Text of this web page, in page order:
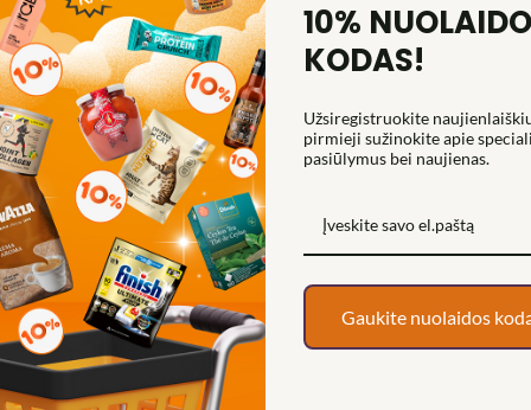
kepimui tiek orkaitėje, tiek kepsninėse.
svogūnai, GARSTYČIOS, raudonėliai, imbierai, čiobreliai,
10%
KODAS!
Užsiregistruokite
pirmieji sužinokite apie
pasiūlymus bei naujienas.
Gaukite nuolaidos